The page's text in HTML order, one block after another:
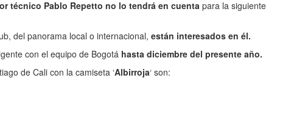
técnico Pablo Repetto no lo tendrá en cuentapara la siguiente
del panorama local o internacional, están interesados en él.
con el equipo de Bogotá hasta diciembre del presente año.
de Cali con la camiseta ‘Albirroja‘ son: